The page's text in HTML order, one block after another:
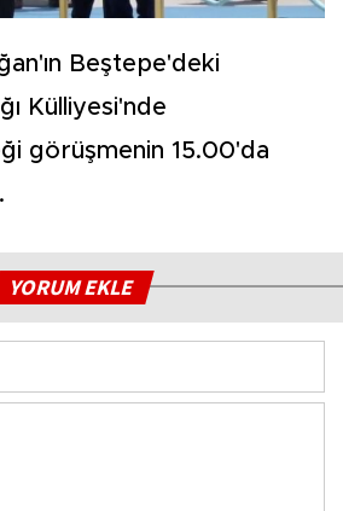
Beştepe'deki
Külliyesi'nde
görüşmenin 15.00'da
YORUM EKLE